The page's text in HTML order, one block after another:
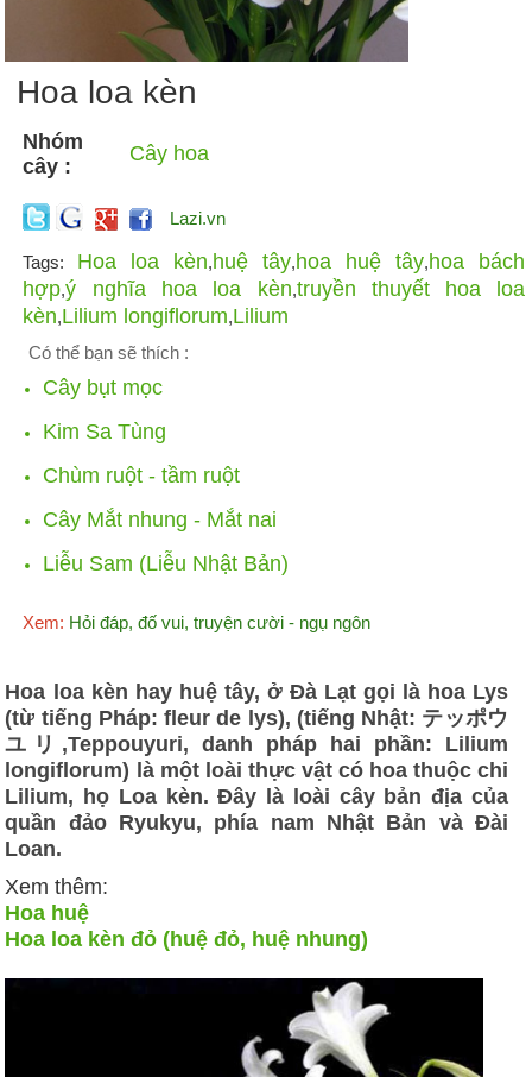
Hoa loa kèn
Nhóm
cây :
Cây hoa
Lazi.vn
Tags: Hoa loa kèn,huệ tây,hoa huệ tây,hoa bách
hợp,ý nghĩa hoa loa kèn,truyền thuyết hoa loa
kèn,Lilium longiflorum,Lilium
Có thể bạn sẽ thích :
Cây bụt mọc
Kim Sa Tùng
Chùm ruột - tầm ruột
Cây Mắt nhung - Mắt nai
Liễu Sam (Liễu Nhật Bản)
Xem: Hỏi đáp, đố vui, truyện cười - ngụ ngôn
Hoa loa kèn hay huệ tây, ở Đà Lạt gọi là hoa Lys
(từ tiếng Pháp: fleur de lys), (tiếng Nhật: テッポウ
ユリ,Teppouyuri, danh pháp hai phần: Lilium
longiflorum) là một loài thực vật có hoa thuộc chi
Lilium, họ Loa kèn. Đây là loài cây bản địa của
quần đảo Ryukyu, phía nam Nhật Bản và Đài
Loan.
Xem thêm:
Hoa huệ
Hoa loa kèn đỏ (huệ đỏ, huệ nhung)